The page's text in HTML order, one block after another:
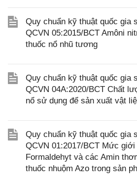
Quy chuẩn kỹ thuật quốc gia
QCVN 05:2015/BCT Amôni
thuốc nổ nhũ tương
Quy chuẩn kỹ thuật quốc gia
QCVN 04A:2020/BCT Chất
nổ sử dụng để sản xuất vật
Quy chuẩn kỹ thuật quốc gia
QCVN 01:2017/BCT Mức
Formaldehyt và các Amin
thuốc nhuộm Azo trong sản